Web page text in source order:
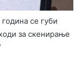
се губи
за скенирање